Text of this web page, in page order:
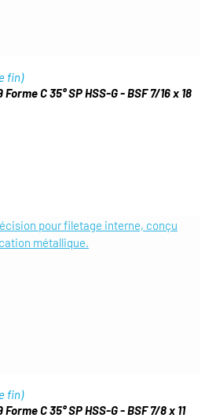
fin)
C 35° SP HSS-G - BSF 7/16 x 18
fin)
C 35° SP HSS-G - BSF 7/8 x 11